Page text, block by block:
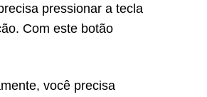
pressionar a tecla
Com este botão
você precisa